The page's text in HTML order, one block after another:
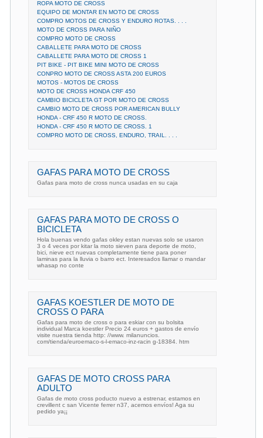
ROPA MOTO DE CROSS
EQUIPO DE MONTAR EN MOTO DE CROSS
COMPRO MOTOS DE CROSS Y ENDURO ROTAS. . . .
MOTO DE CROSS PARA NIÑO
COMPRO MOTO DE CROSS
CABALLETE PARA MOTO DE CROSS
CABALLETE PARA MOTO DE CROSS 1
PIT BIKE - PIT BIKE MINI MOTO DE CROSS
CONPRO MOTO DE CROSS ASTA 200 EUROS
MOTOS - MOTOS DE CROSS
MOTO DE CROSS HONDA CRF 450
CAMBIO BICICLETA GT POR MOTO DE CROSS
CAMBIO MOTO DE CROSS POR AMERICAN BULLY
HONDA - CRF 450 R MOTO DE CROSS.
HONDA - CRF 450 R MOTO DE CROSS. 1
COMPRO MOTO DE CROSS, ENDURO, TRAIL. . . .
GAFAS PARA MOTO DE CROSS
Gafas para moto de cross nunca usadas en su caja
GAFAS PARA MOTO DE CROSS O
BICICLETA
Hola buenas vendo gafas okley estan nuevas solo se usaron
3 o 4 veces por kitar la moto sieven para deporte de moto,
bici, nieve ect nuevas completamente tiene para poner
laminas para la lluvia o barro ect. Interesados llamar o mandar
whasap no conte
GAFAS KOESTLER DE MOTO DE
CROSS O PARA
Gafas para moto de cross o para eskiar con su bolsita
individual Marca koestler Precio 24 euros + gastos de envío
visite nuestra tienda http: //www. milanuncios.
com/tienda/euroemaco-s-l-emaco-inz-racin g-18384. htm
GAFAS DE MOTO CROSS PARA
ADULTO
Gafas de moto cross poducto nuevo a estrenar, estamos en
crevillent c san Vicente ferrer n37, acemos envíos! Aga su
pedido ya¡¡